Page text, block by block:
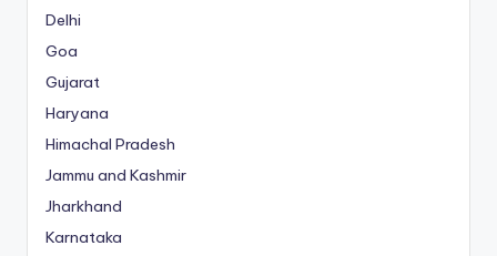
Delhi
Goa
Gujarat
Haryana
Himachal Pradesh
Jammu and Kashmir
Jharkhand
Karnataka